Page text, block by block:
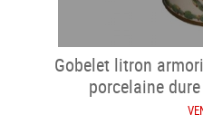
Gobelet litron
porcelaine